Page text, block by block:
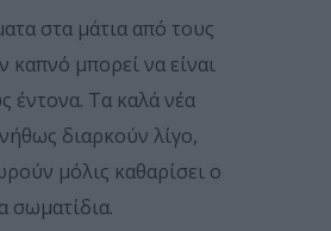
στα μάτια από τους
καπνό μπορεί να είναι
έντονα. Τα καλά νέα
διαρκούν λίγο,
μόλις καθαρίσει ο
σωματίδια.